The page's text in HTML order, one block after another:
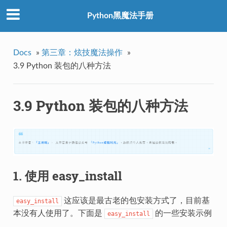
Python黑魔法手册
Docs » 第三章：炫技魔法操作
»
3.9 Python 装包的八种方法
3.9 Python 装包的八种方法
1. 使用 easy_install
easy_install
这应该是最古老的包安装方式了，目前基
本没有人使用了。下面是
easy_install 的一些安装示例